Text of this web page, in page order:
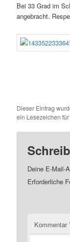
Bei 33 Grad im
angebracht.
Dieser Eintrag
ein Lesezeichen
Deine E-Mail-
Erforderliche
Kommentar